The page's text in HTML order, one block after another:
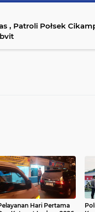
, Patroli Połsek
Hari Pertama